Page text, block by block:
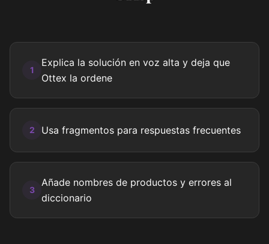
1
Explica la solución en voz alta y deja que
Ottex la ordene
2 Usa fragmentos para respuestas frecuentes
3
Añade nombres de productos y errores al
diccionario